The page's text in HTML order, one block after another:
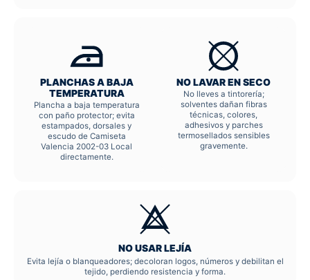
PLANCHAS A BAJA
TEMPERATURA
Plancha a baja temperatura
con paño protector; evita
estampados, dorsales y
escudo de Camiseta
Valencia 2002-03 Local
directamente.
NO LAVAR EN SECO
No lleves a tintorería;
solventes dañan fibras
técnicas, colores,
adhesivos y parches
termosellados sensibles
gravemente.
NO USAR LEJÍA
Evita lejía o blanqueadores; decoloran logos, números y debilitan el
tejido, perdiendo resistencia y forma.